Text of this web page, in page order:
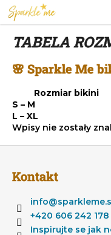
Przejść
do
treści
TABELA
🌸 Sparkle Me
Rozmiar bikini
S – M
L – XL
Wpisy nie zostały
K
o
powrotem
powrotem
C
e
g
o
s
u
a
s
Kontakt
info@
+420 606 242 178
Inspirujte se jak